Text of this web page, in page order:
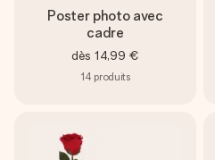
Poster photo avec
cadre
dès 14,99 €
14 produits